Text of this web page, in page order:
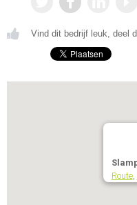
Vind dit bedrijf leuk, deel
Route,